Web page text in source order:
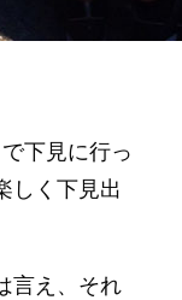
下見に行っ
しく下見出
言え、それ